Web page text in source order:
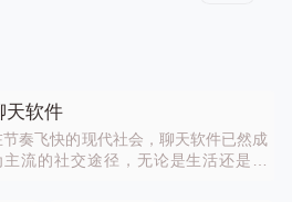
天软件
节奏飞快的现代社会，聊天软件已然成
主流的社交途径，无论是生活还是工